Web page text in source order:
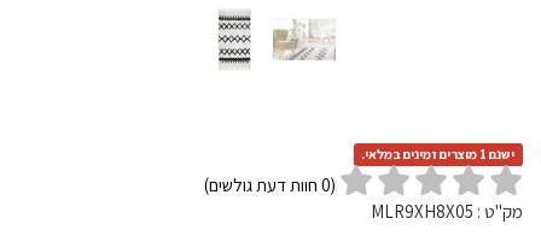
ישנם 1 מוצרים זמינים במלאי.
(
0 חוות דעת גולשים)
מק"ט : MLR9XH8X05